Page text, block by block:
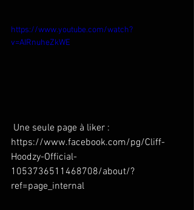
https://www.youtube.com/watch?
v=AIRnuheZkWE
https://www.facebook.com/pg/Cliff-
Hoodzy-Official-
1053736511468708/about/?
ref=page_internal